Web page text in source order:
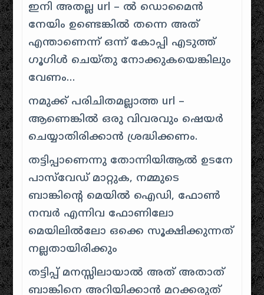
ഇനി അതല്ല url – ൽ ഡൊമൈൻ
നേയിം ഉണ്ടെങ്കിൽ തന്നെ അത്
എന്താണെന്ന് ഒന്ന് കോപ്പി എടുത്ത്
ഗൂഗിൾ ചെയ്തു നോക്കുകയെങ്കിലും
വേണം…
നമുക്ക് പരിചിതമല്ലാത്ത url –
ആണെങ്കിൽ ഒരു വിവരവും ഷെയർ
ചെയ്യാതിരിക്കാൻ ശ്രദ്ധിക്കണം.
തട്ടിപ്പാണെന്നു തോന്നിയിആൽ ഉടനേ
പാസ്‌വേഡ് മാറ്റുക, നമ്മുടെ
ബാങ്കിന്റെ മെയിൽ ഐഡി, ഫോൺ
നമ്പർ എന്നിവ ഫോണിലോ
മെയിലിൽലോ ഒക്കെ സൂക്ഷിക്കുന്നത്
നല്ലതായിരിക്കും
തട്ടിപ്പ് മനസ്സിലായാൽ അത് അതാത്
ബാങ്കിനെ അറിയിക്കാൻ മറക്കരുത്